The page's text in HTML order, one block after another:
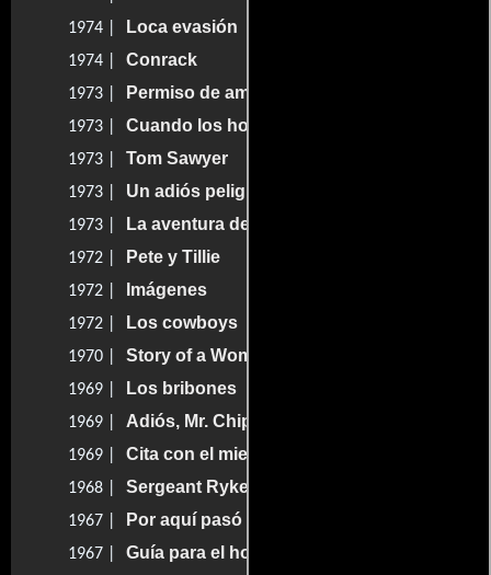
1974 | Loca evasión
1974 | Conrack
1973 | Permiso de amor hacia medianoche
1973 | Cuando los hombres matan
1973 | Tom Sawyer
1973 | Un adiós peligroso
1973 | La aventura del Poseidón
1972 | Pete y Tillie
1972 | Imágenes
1972 | Los cowboys
1970 | Story of a Woman
1969 | Los bribones
1969 | Adiós, Mr. Chips
1969 | Cita con el miedo
1968 | Sergeant Ryker
1967 | Por aquí pasó Fitzwilli
1967 | Guía para el hombre casado